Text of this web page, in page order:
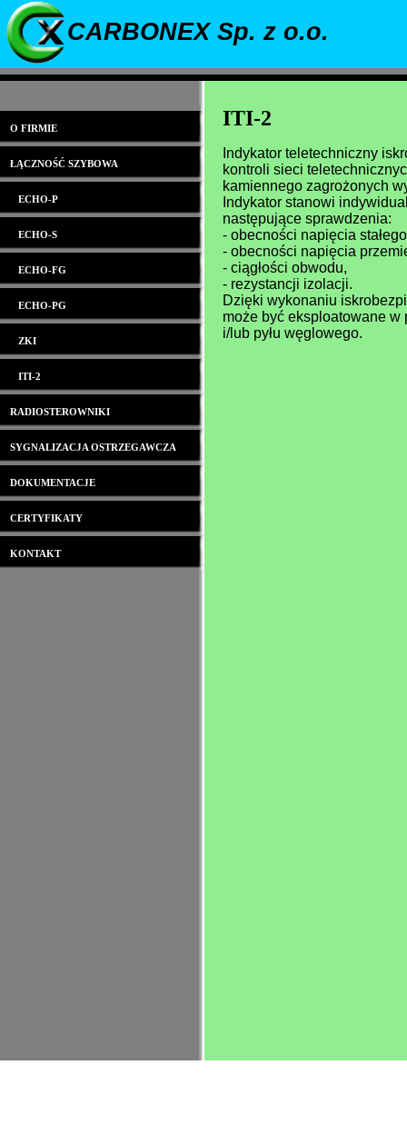
CARBONEX Sp. z o.o.
O FIRMIE
ŁĄCZNOŚĆ SZYBOWA
ECHO-P
ECHO-S
ECHO-FG
ECHO-PG
ZKI
ITI-2
RADIOSTEROWNIKI
SYGNALIZACJA OSTRZEGAWCZA
DOKUMENTACJE
CERTYFIKATY
KONTAKT
ITI-2
Indykator teletechniczny
kontroli sieci
kamiennego zagrożonych
Indykator stanowi
następujące sprawdzenia:
- obecności napięcia
- obecności napięcia
- ciągłości obwodu,
- rezystancji izolacji.
Dzięki wykonaniu
może być eksploatowane
i/lub pyłu węglowego.